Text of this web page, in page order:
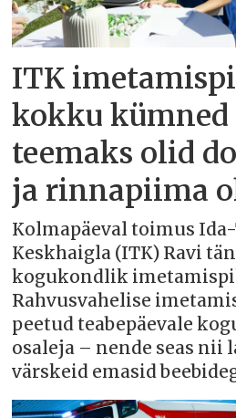
ITK
kokku kümned
teemaks olid
ja rinnapiima
Kolmapäeval toimus
Keskhaigla (ITK) Ravi
kogukondlik
Rahvusvahelise
peetud teabepäevale
osaleja – nende seas nii
värskeid emasid